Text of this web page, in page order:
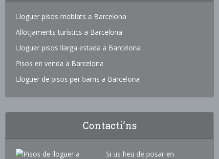
Lloguer pisos moblats a Barcelona
Allotjaments turístics a Barcelona
Lloguer pisos llarga estada a Barcelona
Pisos en venda a Barcelona
Lloguer de pisos per barris a Barcelona
Contacti’ns
Si us heu de posar en